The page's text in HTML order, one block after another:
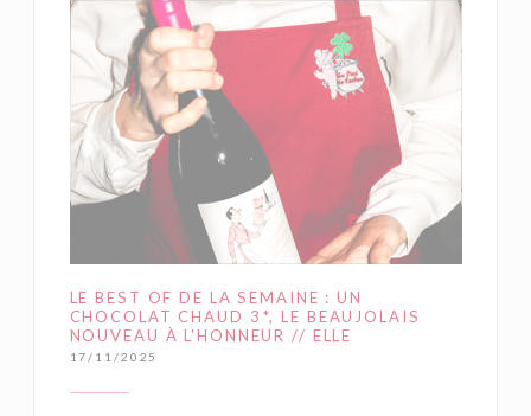
LE BEST OF DE LA SEMAINE : UN
CHOCOLAT CHAUD 3*, LE BEAUJOLAIS
NOUVEAU À L'HONNEUR // ELLE
17/11/2025